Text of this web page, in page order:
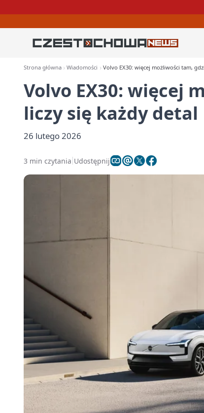
Strona główna Wiadomości Volvo EX30: więcej możliwości tam,
Volvo EX30: więcej
liczy się każdy detal
26 lutego 2026
3 min czytania Udostępnij